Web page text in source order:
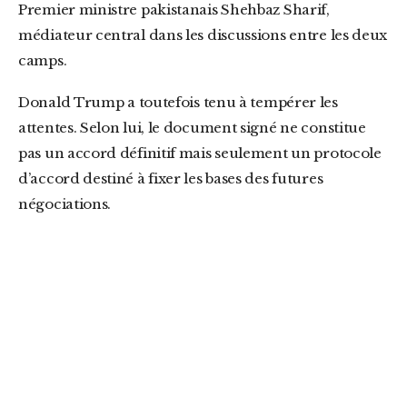
Premier ministre pakistanais Shehbaz Sharif,
médiateur central dans les discussions entre les deux
camps.
Donald Trump a toutefois tenu à tempérer les
attentes. Selon lui, le document signé ne constitue
pas un accord définitif mais seulement un protocole
d’accord destiné à fixer les bases des futures
négociations.